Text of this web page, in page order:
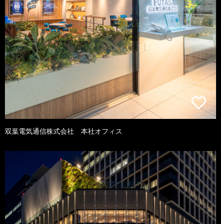
双葉電気通信株式会社 本社オフィス